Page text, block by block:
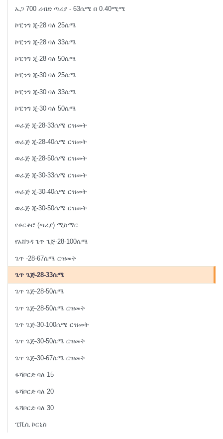
ኤጋ 700 ሪብድ ጣሪያ - 63ሴሜ በ 0.40ሚሜ
ኮፒንግ ጂ-28 ባለ 25ሴሜ
ኮፒንግ ጂ-28 ባለ 33ሴሜ
ኮፒንግ ጂ-28 ባለ 50ሴሜ
ኮፒንግ ጂ-30 ባለ 25ሴሜ
ኮፒንግ ጂ-30 ባለ 33ሴሜ
ኮፒንግ ጂ-30 ባለ 50ሴሜ
ወራጅ ጂ-28-33ሴሜ ርዝመት
ወራጅ ጂ-28-40ሴሜ ርዝመት
ወራጅ ጂ-28-50ሴሜ ርዝመት
ወራጅ ጂ-30-33ሴሜ ርዝመት
ወራጅ ጂ-30-40ሴሜ ርዝመት
ወራጅ ጂ-30-50ሴሜ ርዝመት
የቆርቆሮ (ጣሪያ) ሚስማር
የአሸንዳ ጌጥ ጌጅ-28-100ሴሜ
ጌጥ -28-67ሴሜ ርዝመት
ጌጥ ጌጅ-28-33ሴሜ
ጌጥ ጌጅ-28-50ሴሜ
ጌጥ ጌጅ-28-50ሴሜ ርዝመት
ጌጥ ጌጅ-30-100ሴሜ ርዝመት
ጌጥ ጌጅ-30-50ሴሜ ርዝመት
ጌጥ ጌጅ-30-67ሴሜ ርዝመት
ፋሻቦርድ ባለ 15
ፋሻቦርድ ባለ 20
ፋሻቦርድ ባለ 30
ፒቪሲ ኮርኒስ